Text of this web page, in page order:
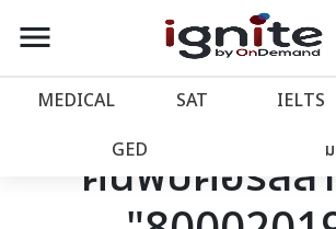
account_balance หน้าแรก
เว็บไซต์อิกไนท์
โปรโมชั่น
menu
MEDICAL SAT IELTS
GED
ค้นพบคอร์สส